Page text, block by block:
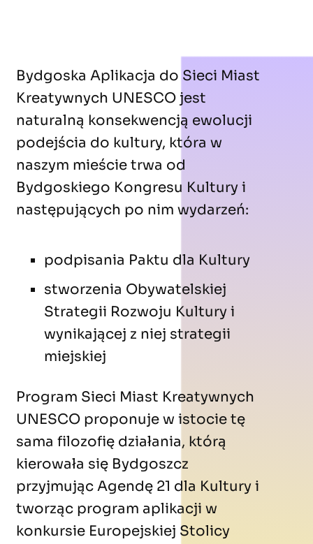
Bydgoska Aplikacja do Sieci Miast
Kreatywnych UNESCO jest
naturalną konsekwencją ewolucji
podejścia do kultury, która w
naszym mieście trwa od
Bydgoskiego Kongresu Kultury i
następujących po nim wydarzeń:
podpisania Paktu dla Kultury
stworzenia Obywatelskiej
Strategii Rozwoju Kultury i
wynikającej z niej strategii
miejskiej
Program Sieci Miast Kreatywnych
UNESCO proponuje w istocie tę
sama filozofię działania, którą
kierowała się Bydgoszcz
przyjmując Agendę 21 dla Kultury i
tworząc program aplikacji w
konkursie Europejskiej Stolicy